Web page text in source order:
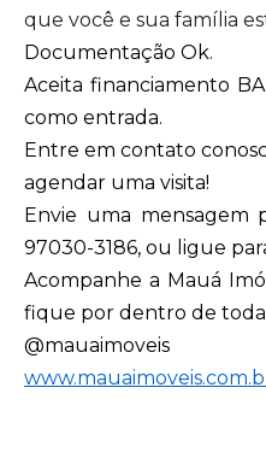
que você e sua família
Documentação Ok.
Aceita financiamento
como entrada.
Entre em contato
agendar uma visita!
Envie uma mensagem
97030-3186, ou ligue
Acompanhe a Mauá
fique por dentro de
@mauaimoveis